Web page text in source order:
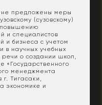
не предложены меры
(сузовскому)
повышению
и специалистов
и бизнеса с учетом
в научных учебных
о создании школ,
«Государственного
менеджмента
Тигасаки,
экономике и